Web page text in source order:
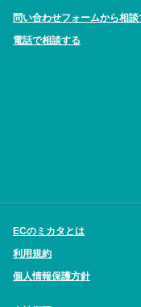
問い合わせフォームから相談
電話で相談する
ECのミカタとは
利用規約
個人情報保護方針